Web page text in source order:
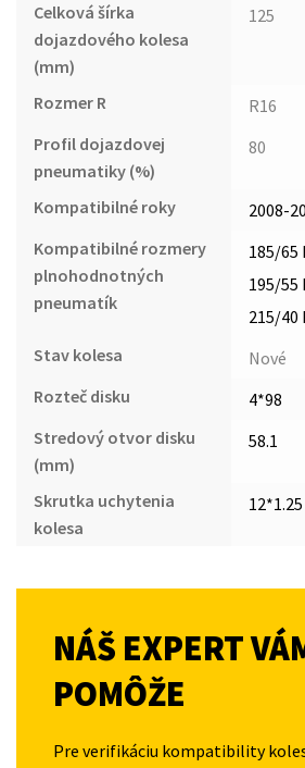
Celková šírka
dojazdového kolesa
(mm)
125
Rozmer R
R16
Profil dojazdovej
pneumatiky (%)
80
Kompatibilné roky
2008-
Kompatibilné rozmery
plnohodnotných
pneumatík
185/65
195/55
215/40
Stav kolesa
Nové
Rozteč disku
4*98
Stredový otvor disku
(mm)
58.1
Skrutka uchytenia
kolesa
12*1.25
NÁŠ EXPERT
POMÔŽE
Pre verifikáciu kompatibility